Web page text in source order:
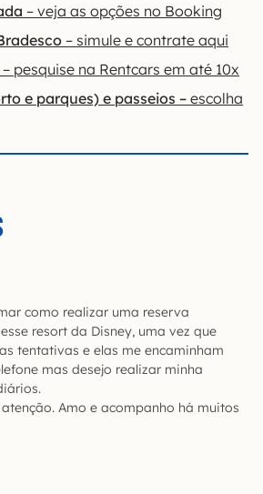
– veja as opções no Booking
– simule e contrate aqui
– pesquise na Rentcars em até 10x
e parques) e passeios – escolha
como realizar uma reserva
resort da Disney, uma vez que
tentativas e elas me encaminham
mas desejo realizar minha
Amo e acompanho há muitos